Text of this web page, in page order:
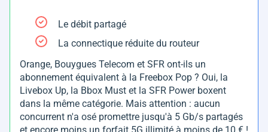
Le débit partagé
La connectique réduite du routeur
Orange, Bouygues Telecom et SFR ont-ils un
abonnement équivalent à la Freebox Pop ? Oui, la
Livebox Up, la Bbox Must et la SFR Power boxent
dans la même catégorie. Mais attention : aucun
concurrent n'a osé promettre jusqu'à 5 Gb/s partagés